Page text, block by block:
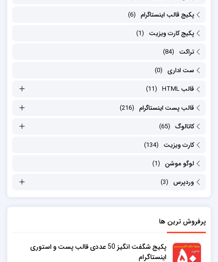
پکیج قالب اینستاگرام (6)
پکیج کارت ویزیت (1)
تراکت (84)
ست اداری (0)
قالب HTML (11)
قالب پست اینستاگرام (216)
کاتالوگ (65)
کارت ویزیت (134)
لوگو موشن (1)
وردپرس (3)
پرفروش ترین ها
پکیج شگفت انگیز 50 عددی قالب پست و استوری
اینستاگرام